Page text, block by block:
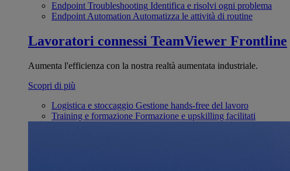
Endpoint Troubleshooting Identifica e risolvi ogni problema
Endpoint AutomationAutomatizza le attività di routine
Lavoratori connessi TeamViewer Frontline
Aumenta l'efficienza con la nostra realtà aumentata industriale.
Scopri di più
Logistica e stoccaggio Gestione hands-free del lavoro
Training e formazione Formazione e upskilling facilitati